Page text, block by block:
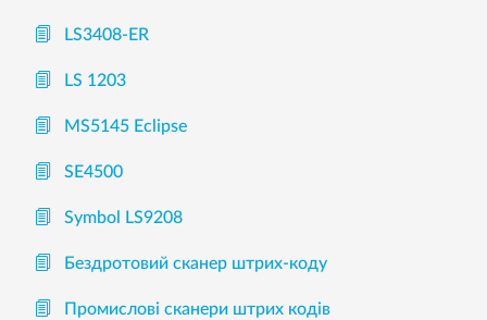
LS3408-ER
LS 1203
MS5145 Eclipse
SE4500
Symbol LS9208
Бездротовий сканер штрих-коду
Промислові сканери штрих кодів